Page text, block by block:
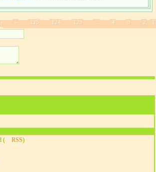
1
2
3
4
123
124
125
»
( RSS)